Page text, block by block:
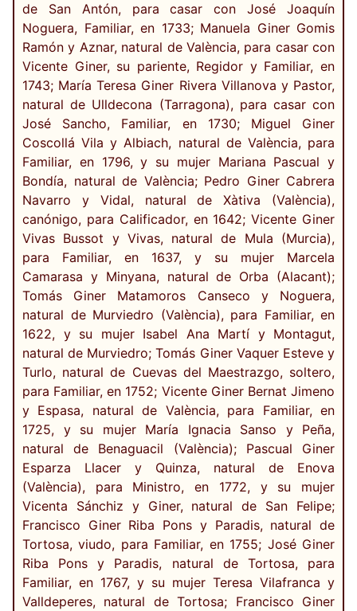
de San Antón, para casar con José Joaquín
Noguera, Familiar, en 1733; Manuela Giner Gomis
Ramón y Aznar, natural de València, para casar con
Vicente Giner, su pariente, Regidor y Familiar, en
1743; María Teresa Giner Rivera Villanova y Pastor,
natural de Ulldecona (Tarragona), para casar con
José Sancho, Familiar, en 1730; Miguel Giner
Coscollá Vila y Albiach, natural de València, para
Familiar, en 1796, y su mujer Mariana Pascual y
Bondía, natural de València; Pedro Giner Cabrera
Navarro y Vidal, natural de Xàtiva (València),
canónigo, para Calificador, en 1642; Vicente Giner
Vivas Bussot y Vivas, natural de Mula (Murcia),
para Familiar, en 1637, y su mujer Marcela
Camarasa y Minyana, natural de Orba (Alacant);
Tomás Giner Matamoros Canseco y Noguera,
natural de Murviedro (València), para Familiar, en
1622, y su mujer Isabel Ana Martí y Montagut,
natural de Murviedro; Tomás Giner Vaquer Esteve y
Turlo, natural de Cuevas del Maestrazgo, soltero,
para Familiar, en 1752; Vicente Giner Bernat Jimeno
y Espasa, natural de València, para Familiar, en
1725, y su mujer María Ignacia Sanso y Peña,
natural de Benaguacil (València); Pascual Giner
Esparza Llacer y Quinza, natural de Enova
(València), para Ministro, en 1772, y su mujer
Vicenta Sánchiz y Giner, natural de San Felipe;
Francisco Giner Riba Pons y Paradis, natural de
Tortosa, viudo, para Familiar, en 1755; José Giner
Riba Pons y Paradis, natural de Tortosa, para
Familiar, en 1767, y su mujer Teresa Vilafranca y
Valldeperes, natural de Tortosa; Francisco Giner